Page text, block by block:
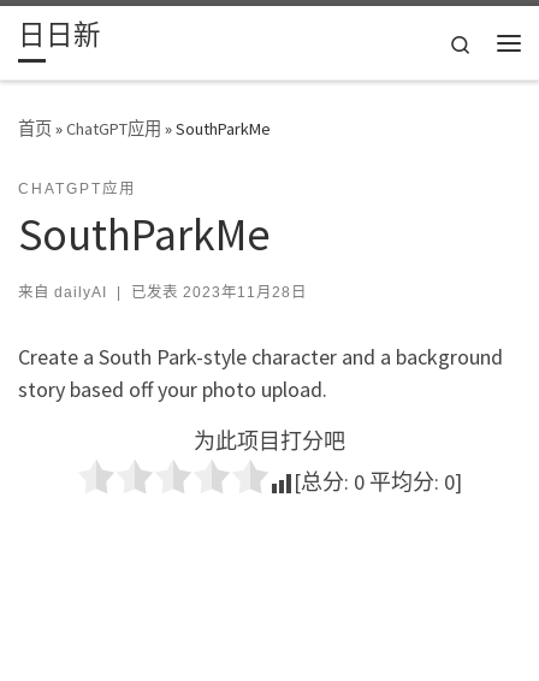
Skip to content
日日新
Search
首页»ChatGPT应用 »SouthParkMe
CHATGPT应用
SouthParkMe
来自 dailyAI | 已发表 2023年11月28日
Create a South Park-style character and a background
story based off your photo upload.
为此项目打分吧
[总分: 0 平均分: 0]